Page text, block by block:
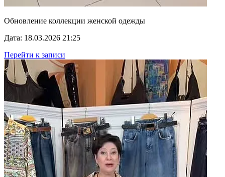
Обновление коллекции женской одежды
Дата: 18.03.2026 21:25
Перейти к записи